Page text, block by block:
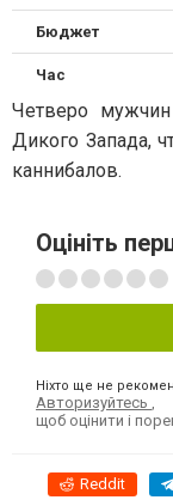
Бюджет
Час
Четверо
Дикого Запада,
каннибалов.
Оцініть
Ніхто ще не
Авторизуйтесь ,
щоб оцінити і
Reddit